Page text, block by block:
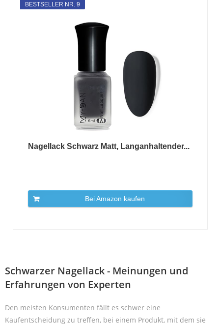
BESTSELLER NR. 9
Nagellack Schwarz Matt, Langanhaltender...
Bei Amazon kaufen
Schwarzer Nagellack - Meinungen und
Erfahrungen von Experten
Den meisten Konsumenten fällt es schwer eine
Kaufentscheidung zu treffen, bei einem Produkt, mit dem sie